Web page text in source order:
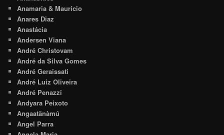
Anamaria & Maurício
Anares Diaz
Anastácia
Andersen Viana
André Christovam
André da Silva Gomes
André Geraissati
André Luiz Oliveira
André Penazzi
Andyara Peixoto
Angaatãnàmú
Angel Parra